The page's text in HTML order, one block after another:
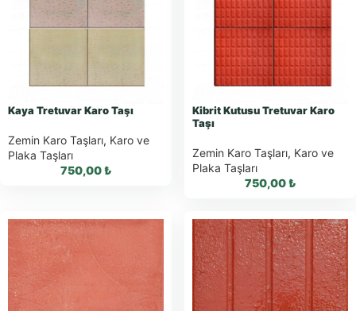
WhatsApp ile
Sipariş
WhatsApp ile
Sipariş
WhatsApp Teklif
Al
Kaya Tretuvar Karo Taşı
Zemin Karo Taşları, Karo ve
Plaka Taşları
750,00₺
WhatsApp ile
Kibrit Kutusu Tretuvar Karo
Taşı
Zemin Karo Taşları, Karo ve
Plaka Taşları
750,00₺
WhatsApp ile
Sipariş